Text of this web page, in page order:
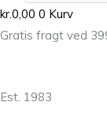
kr.0,00 0 Kurv
Gratis fragt ved
Est. 1983